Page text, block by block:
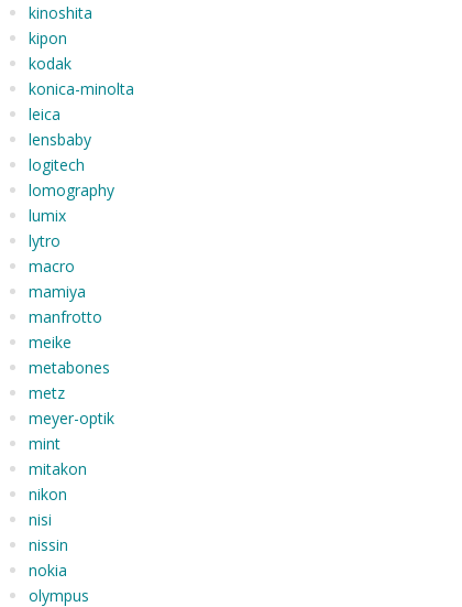
kinoshita
kipon
kodak
konica-minolta
leica
lensbaby
logitech
lomography
lumix
lytro
macro
mamiya
manfrotto
meike
metabones
metz
meyer-optik
mint
mitakon
nikon
nisi
nissin
nokia
olympus